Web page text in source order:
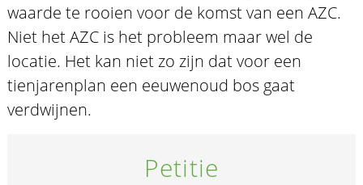
waarde te rooien voor de komst van een AZC.
Niet het AZC is het probleem maar wel de
locatie. Het kan niet zo zijn dat voor een
tienjarenplan een eeuwenoud bos gaat
verdwijnen.
Petitie